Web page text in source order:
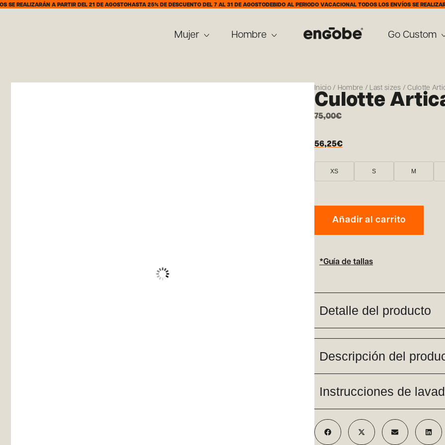
A PARTIR DEL 21 DE AGOSTOHASTA 25% DE DESCUENTO DEL 7 AL 31 DE AGOSTODEBIDO AL PERIODO VACACIONAL TODOS LOS ENVÍOS SE REALIZARÁN A
Mujer Hombre Go Custom
Inicio/ Hombre / Last sizes / Culotte
Culotte
75,00€
56,25€
XS S M
Añadir al carrito
*Guía de tallas
Detalle del producto
Descripción del
Instrucciones de